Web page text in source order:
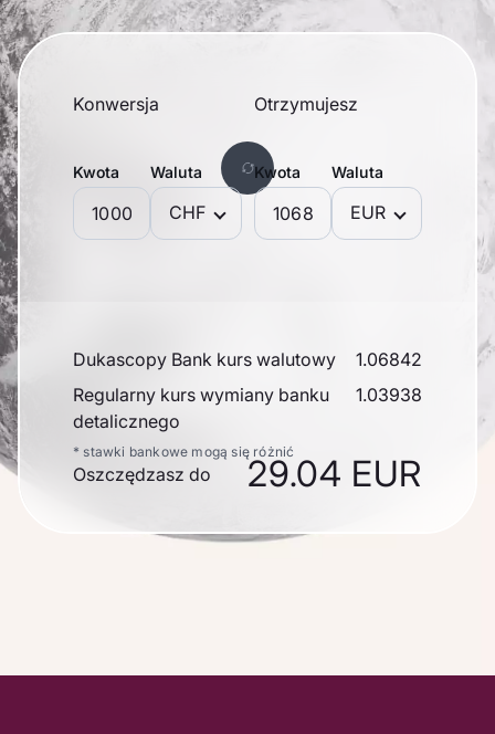
Konwersja
Kwota Waluta
CHF
Otrzymujesz
Kwota Waluta
EUR
Dukascopy Bank kurs walutowy
1.06842
Regularny kurs wymiany banku
detalicznego
1.03938
* stawki bankowe mogą się różnić
Oszczędzasz do 29.04 EUR